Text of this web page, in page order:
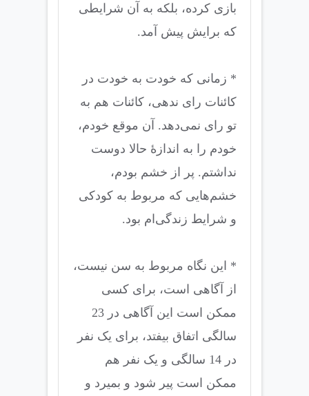
بازی کرده، بلکه به آن شرایطی
که برایش پیش آمد.
* زمانی که خودت به خودت در
کائنات رای ندهی، کائنات هم به
تو رای نمی‌دهد. آن موقع خودم،
خودم را به اندازۀ حالا دوست
نداشتم. پر از خشم بودم،
خشم‌هایی که مربوط به کودکی
و شرایط زندگی‌ام بود.
* این نگاه مربوط به سن نیست،
از آگاهی است، برای کسی
ممکن است این آگاهی در 23
سالگی اتفاق بیفتد، برای یک نفر
در 14 سالگی و یک نفر هم
ممکن است پیر شود و بمیرد و